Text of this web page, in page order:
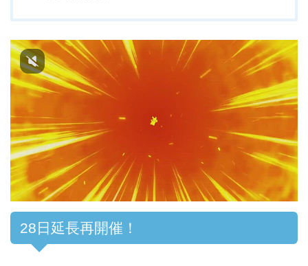
00:00 /01:00
28日延長再開催！